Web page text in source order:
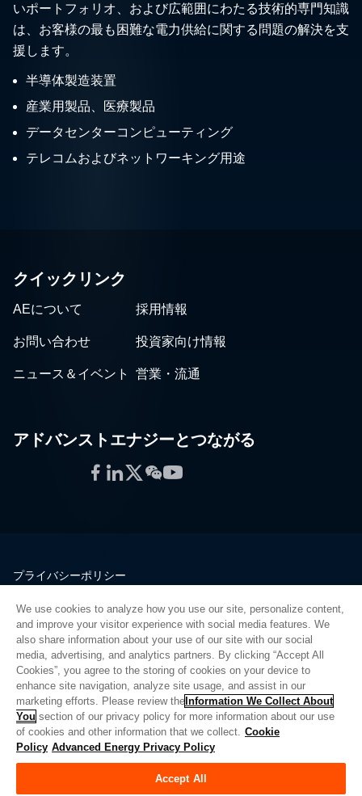
いポートフォリオ、および広範囲にわたる技術的専門知識
は、お客様の最も困難な電力供給に関する問題の解決を支
援します。
半導体製造装置
産業用製品、医療製品
データセンターコンピューティング
テレコムおよびネットワーキング用途
クイックリンク
AEについて 採用情報
お問い合わせ 投資家向け情報
ニュース＆イベント 営業・流通
アドバンストエナジーとつながる
Facebook
LinkedIn
Twitter
WeChat
YouTube
プライバシーポリシー
品質
サイトマップ
サプライヤーポータル
UK Modern Slavery Act
Privacy Preferences
Do Not Sell or Share My Personal Information
Limit the Use of My Sensitive Personal Information
We use cookies to analyze how you use our site, personalize content,
and improve your visitor experience with social media features. We
also share information about your use of our site with our social
media, advertising, and analytics partners. By clicking “Accept All
Cookies”, you agree to the storing of cookies on your device to
enhance site navigation, analyze site usage, and assist in our
marketing efforts. Please review the Information We Collect About
You section of our privacy policy for more information about our use
of cookies and other information that we collect. Cookie
Policy Advanced Energy Privacy Policy
Accept All